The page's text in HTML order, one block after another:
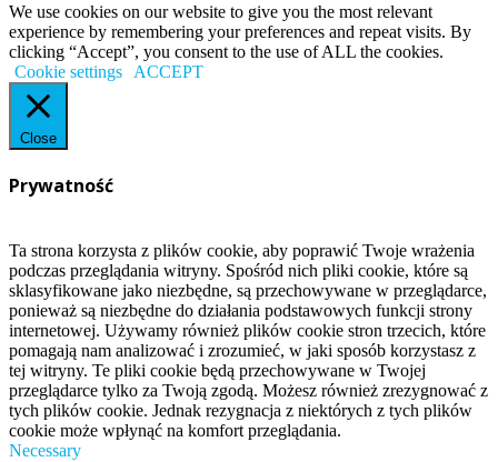
We use cookies on our website to give you the most relevant
experience by remembering your preferences and repeat visits. By
clicking “Accept”, you consent to the use of ALL the cookies.
Cookie settings
ACCEPT
Close
Prywatność
Ta strona korzysta z plików cookie, aby poprawić Twoje wrażenia
podczas przeglądania witryny. Spośród nich pliki cookie, które są
sklasyfikowane jako niezbędne, są przechowywane w przeglądarce,
ponieważ są niezbędne do działania podstawowych funkcji strony
internetowej. Używamy również plików cookie stron trzecich, które
pomagają nam analizować i zrozumieć, w jaki sposób korzystasz z
tej witryny. Te pliki cookie będą przechowywane w Twojej
przeglądarce tylko za Twoją zgodą. Możesz również zrezygnować z
tych plików cookie. Jednak rezygnacja z niektórych z tych plików
cookie może wpłynąć na komfort przeglądania.
Necessary